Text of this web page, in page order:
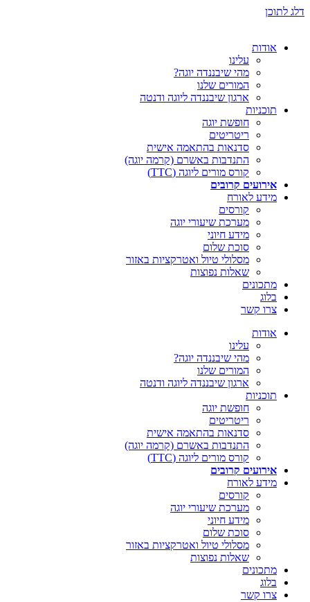
דלג לתוכן
אודות
עלינו
מהי שיבננדה יוגה?
המורים שלנו
ארגון שיבננדה ליוגה ודנטה
תוכניות
חופשת יוגה
ריטריטים
סדנאות בהתאמה אישית
התנדבות באשרם (קרמה יוגה)
קורס מורים ליוגה (TTC)
אירועים קרובים
מידע לאורח
קורסים
מערכת שיעורי יוגה
מידע חיוני
סוכת שלום
מסלולי טיול ואטרקציות באזור
שאלות נפוצות
מתכונים
בלוג
צרו קשר
אודות
עלינו
מהי שיבננדה יוגה?
המורים שלנו
ארגון שיבננדה ליוגה ודנטה
תוכניות
חופשת יוגה
ריטריטים
סדנאות בהתאמה אישית
התנדבות באשרם (קרמה יוגה)
קורס מורים ליוגה (TTC)
אירועים קרובים
מידע לאורח
קורסים
מערכת שיעורי יוגה
מידע חיוני
סוכת שלום
מסלולי טיול ואטרקציות באזור
שאלות נפוצות
מתכונים
בלוג
צרו קשר